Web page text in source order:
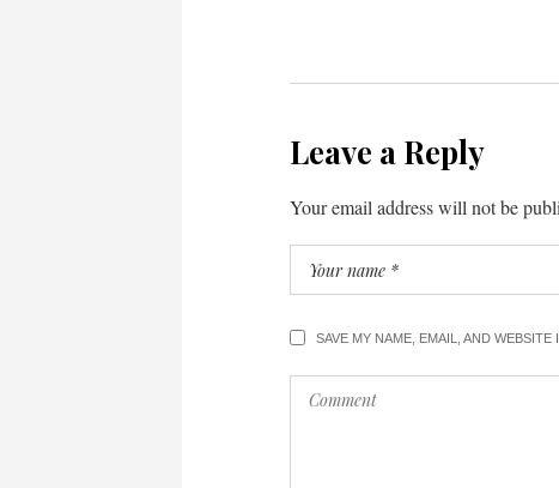
Leave a Reply
Your email address will not be
SAVE MY NAME, EMAIL, AND